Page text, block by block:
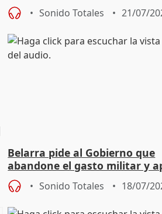
Sonido Totales 21/07/
Belarra pide al Gobierno que
abandone el gasto militar y
"de verdad" por la cultura
Sonido Totales 18/07/